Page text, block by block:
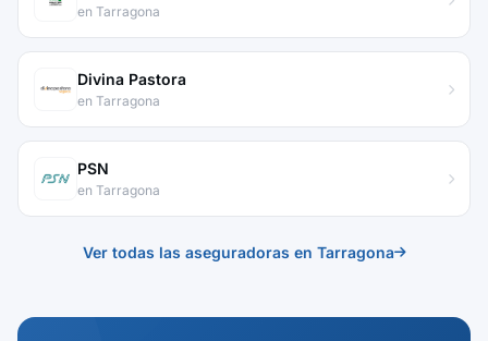
en Tarragona
Divina Pastora
en Tarragona
PSN
en Tarragona
Ver todas las aseguradoras en Tarragona